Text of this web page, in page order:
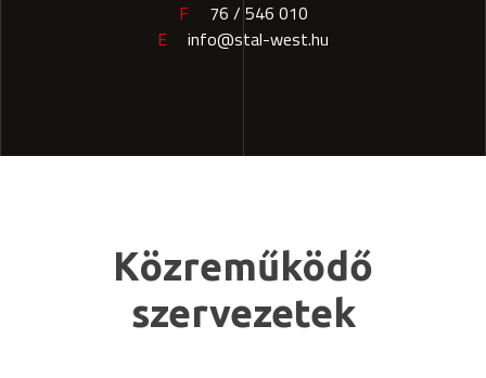
F
76 / 546 010
E
info@stal-west.hu
Közreműködő
szervezetek